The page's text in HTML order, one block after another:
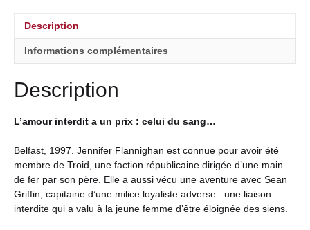
Description
Informations complémentaires
Description
L’amour interdit a un prix : celui du sang…
Belfast, 1997. Jennifer Flannighan est connue pour avoir été
membre de Troid, une faction républicaine dirigée d’une main
de fer par son père. Elle a aussi vécu une aventure avec Sean
Griffin, capitaine d’une milice loyaliste adverse : une liaison
interdite qui a valu à la jeune femme d’être éloignée des siens.